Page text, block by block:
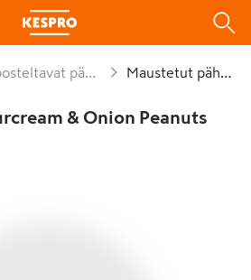
pähkinät ja siemenet Maustetut pähkinät
& Onion Peanuts